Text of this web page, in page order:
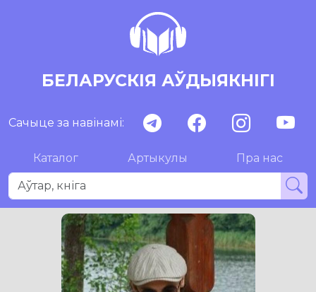
БЕЛАРУСКІЯ АЎДЫЯКНІГІ
Сачыце за навінамі:
Каталог Артыкулы Пра нас